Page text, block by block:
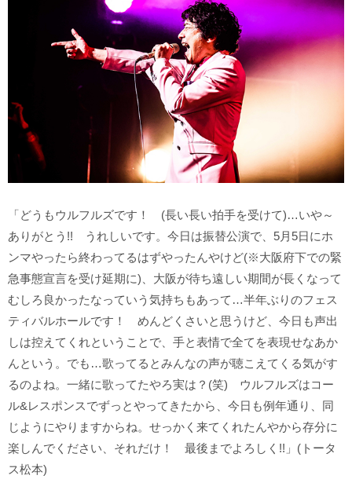
「どうもウルフルズです！ (長い長い拍手を受けて)…いや～
ありがとう!! うれしいです。今日は振替公演で、5月5日にホ
ンマやったら終わってるはずやったんやけど(※大阪府下での緊
急事態宣言を受け延期に)、大阪が待ち遠しい期間が長くなって
むしろ良かったなっていう気持ちもあって…半年ぶりのフェス
ティバルホールです！ めんどくさいと思うけど、今日も声出
しは控えてくれということで、手と表情で全てを表現せなあか
んという。でも…歌ってるとみんなの声が聴こえてくる気がす
るのよね。一緒に歌ってたやろ実は？(笑) ウルフルズはコー
ル&レスポンスでずっとやってきたから、今日も例年通り、同
じようにやりますからね。せっかく来てくれたんやから存分に
楽しんでください、それだけ！ 最後までよろしく!!」(トータ
ス松本)